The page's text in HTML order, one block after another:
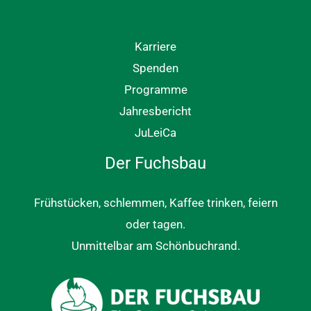
Karriere
Spenden
Programme
Jahresbericht
JuLeiCa
Der Fuchsbau
Frühstücken, schlemmen, Kaffee trinken, feiern
oder tagen.
Unmittelbar am Schönbuchrand.